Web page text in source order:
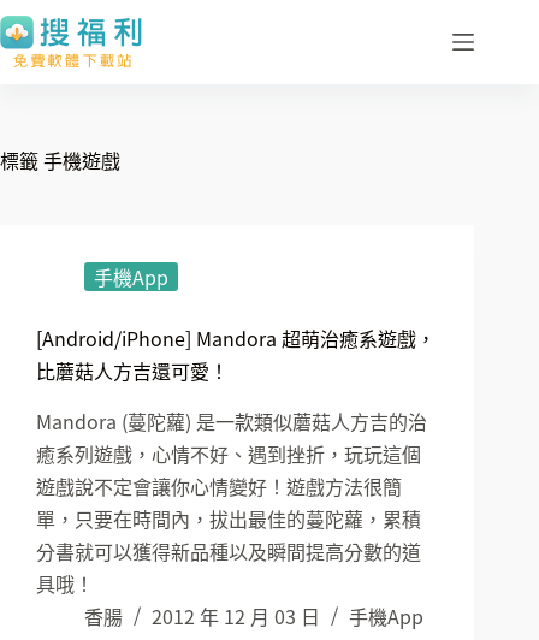
跳
至
內
容
標籤手機遊戲
手機App
[Android/iPhone] Mandora 超萌治癒系遊戲，
比蘑菇人方吉還可愛！
Mandora (蔓陀蘿) 是一款類似蘑菇人方吉的治
癒系列遊戲，心情不好、遇到挫折，玩玩這個
遊戲說不定會讓你心情變好！遊戲方法很簡
單，只要在時間內，拔出最佳的蔓陀蘿，累積
分書就可以獲得新品種以及瞬間提高分數的道
具哦！
香腸
2012 年 12 月 03 日 手機App